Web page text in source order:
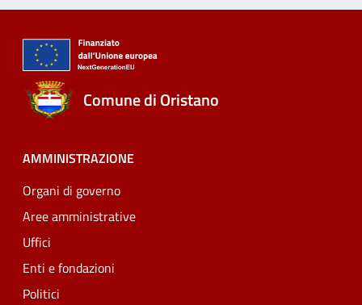
Comune di Oristano
AMMINISTRAZIONE
Organi di governo
Aree amministrative
Uffici
Enti e fondazioni
Politici